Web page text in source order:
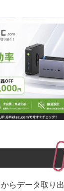
らデータ取り出